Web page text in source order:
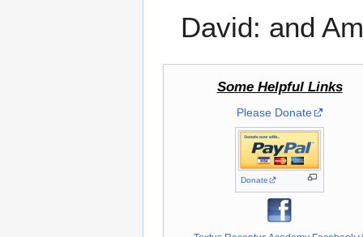
David: and
Some Helpful Links
Please Donate
Donate